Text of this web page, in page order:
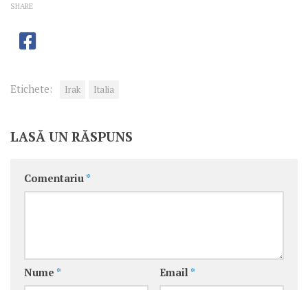
SHARE
Etichete: Irak Italia
LASĂ UN RĂSPUNS
Comentariu *
Nume * Email *